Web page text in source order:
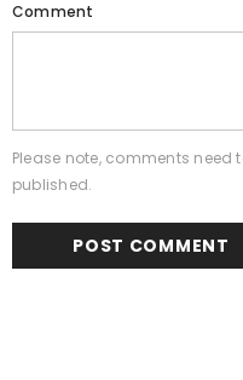
Comment
Please note, comments need
published.